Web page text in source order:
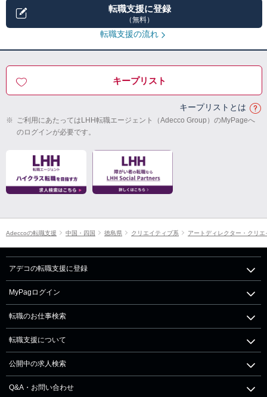
転職支援に登録
（無料）
転職支援の流れ
キープリスト
キープリストとは
※ ご利用にあたってはLHH転職エージェント（Adecco Group）のMyPageへ
のログインが必要です。
Adeccoの転職支援 中国・四国 徳島県 クリエイティブ系 アートディレクター・クリ
アデコの転職支援に登録
MyPagログイン
転職のお仕事検索
転職支援について
公開中の求人検索
Q&A・お問い合わせ